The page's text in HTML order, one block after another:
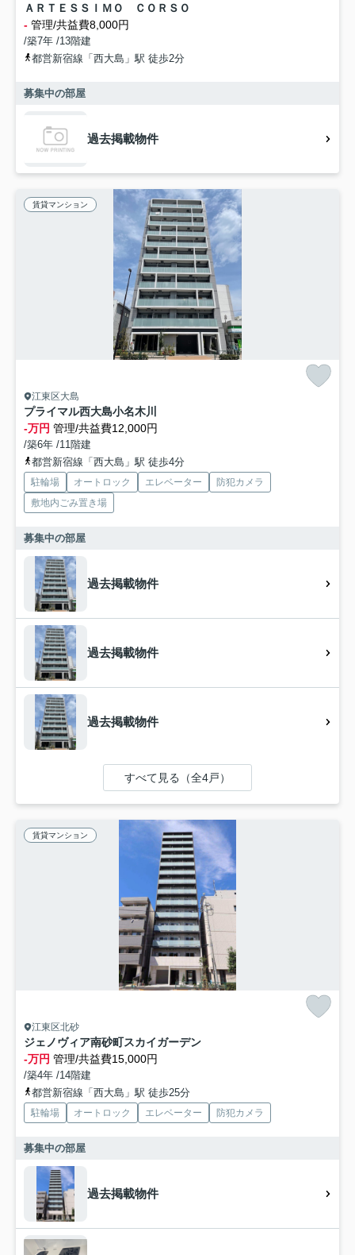
ＡＲＴＥＳＳＩＭＯ ＣＯＲＳＯ
- 管理/共益費8,000円
/築7年 /13階建
都営新宿線「西大島」駅 徒歩2分
募集中の部屋
過去掲載物件
賃貸マンション
江東区大島
プライマル西大島小名木川
-万円 管理/共益費12,000円
/築6年 /11階建
都営新宿線「西大島」駅 徒歩4分
駐輪場 オートロック エレベーター
防犯カメラ
敷地内ごみ置き場
募集中の部屋
過去掲載物件
過去掲載物件
過去掲載物件
すべて見る（全4戸）
賃貸マンション
江東区北砂
ジェノヴィア南砂町スカイガーデン
-万円 管理/共益費15,000円
/築4年 /14階建
都営新宿線「西大島」駅 徒歩25分
駐輪場 オートロック エレベーター 防犯カメラ
募集中の部屋
過去掲載物件